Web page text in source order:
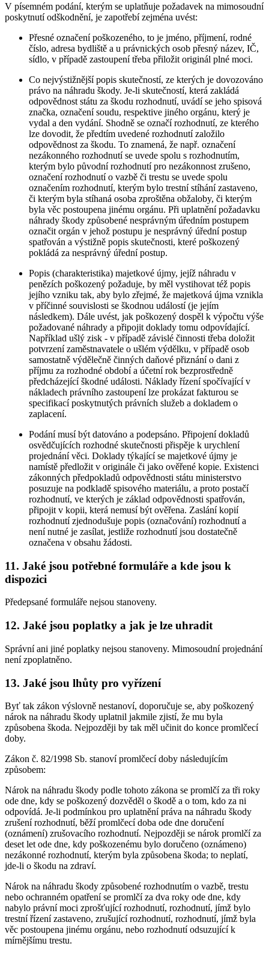
V písemném podání, kterým se uplatňuje požadavek na mimosoudní
poskytnutí odškodnění, je zapotřebí zejména uvést:
Přesné označení poškozeného, to je jméno, příjmení, rodné
číslo, adresa bydliště a u právnických osob přesný název, IČ,
sídlo, v případě zastoupení třeba přiložit originál plné moci.
Co nejvýstižnější popis skutečností, ze kterých je dovozováno
právo na náhradu škody. Je-li skutečností, která zakládá
odpovědnost státu za škodu rozhodnutí, uvádí se jeho spisová
značka, označení soudu, respektive jiného orgánu, který je
vydal a den vydání. Shodně se označí rozhodnutí, ze kterého
lze dovodit, že předtím uvedené rozhodnutí založilo
odpovědnost za škodu. To znamená, že např. označení
nezákonného rozhodnutí se uvede spolu s rozhodnutím,
kterým bylo původní rozhodnutí pro nezákonnost zrušeno,
označení rozhodnutí o vazbě či trestu se uvede spolu
označením rozhodnutí, kterým bylo trestní stíhání zastaveno,
či kterým byla stíhaná osoba zproštěna obžaloby, či kterým
byla věc postoupena jinému orgánu. Při uplatnění požadavku
náhrady škody způsobené nesprávným úředním postupem
označit orgán v jehož postupu je nesprávný úřední postup
spatřován a výstižně popis skutečnosti, které poškozený
pokládá za nesprávný úřední postup.
Popis (charakteristika) majetkové újmy, jejíž náhradu v
penězích poškozený požaduje, by měl vystihovat též popis
jejího vzniku tak, aby bylo zřejmé, že majetková újma vznikla
v příčinné souvislosti se škodnou událostí (je jejím
následkem). Dále uvést, jak poškozený dospěl k výpočtu výše
požadované náhrady a připojit doklady tomu odpovídající.
Například ušlý zisk - v případě závislé činnosti třeba doložit
potvrzení zaměstnavatele o ušlém výdělku, v případě osob
samostatně výdělečně činných daňové přiznání o dani z
příjmu za rozhodné období a účetní rok bezprostředně
předcházející škodné události. Náklady řízení spočívající v
nákladech právního zastoupení lze prokázat fakturou se
specifikací poskytnutých právních služeb a dokladem o
zaplacení.
Podání musí být datováno a podepsáno. Připojení dokladů
osvědčujících rozhodné skutečnosti přispěje k urychlení
projednání věci. Doklady týkající se majetkové újmy je
namístě předložit v originále či jako ověřené kopie. Existenci
zákonných předpokladů odpovědnosti státu ministerstvo
posuzuje na podkladě spisového materiálu, a proto postačí
rozhodnutí, ve kterých je základ odpovědnosti spatřován,
připojit v kopii, která nemusí být ověřena. Zaslání kopií
rozhodnutí zjednodušuje popis (označování) rozhodnutí a
není nutné je zasílat, jestliže rozhodnutí jsou dostatečně
označena v obsahu žádosti.
11. Jaké jsou potřebné formuláře a kde jsou k
dispozici
Předepsané formuláře nejsou stanoveny.
12. Jaké jsou poplatky a jak je lze uhradit
Správní ani jiné poplatky nejsou stanoveny. Mimosoudní projednání
není zpoplatněno.
13. Jaké jsou lhůty pro vyřízení
Byť tak zákon výslovně nestanoví, doporučuje se, aby poškozený
nárok na náhradu škody uplatnil jakmile zjistí, že mu byla
způsobena škoda. Nejpozději by tak měl učinit do konce promlčecí
doby.
Zákon č. 82/1998 Sb. stanoví promlčecí doby následujícím
způsobem:
Nárok na náhradu škody podle tohoto zákona se promlčí za tři roky
ode dne, kdy se poškozený dozvěděl o škodě a o tom, kdo za ni
odpovídá. Je-li podmínkou pro uplatnění práva na náhradu škody
zrušení rozhodnutí, běží promlčecí doba ode dne doručení
(oznámení) zrušovacího rozhodnutí. Nejpozději se nárok promlčí za
deset let ode dne, kdy poškozenému bylo doručeno (oznámeno)
nezákonné rozhodnutí, kterým byla způsobena škoda; to neplatí,
jde-li o škodu na zdraví.
Nárok na náhradu škody způsobené rozhodnutím o vazbě, trestu
nebo ochranném opatření se promlčí za dva roky ode dne, kdy
nabylo právní moci zprošťující rozhodnutí, rozhodnutí, jímž bylo
trestní řízení zastaveno, zrušující rozhodnutí, rozhodnutí, jímž byla
věc postoupena jinému orgánu, nebo rozhodnutí odsuzující k
mírnějšímu trestu.